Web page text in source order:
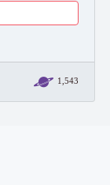
1,543